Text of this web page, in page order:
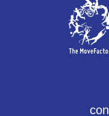
Ryan Ramakers